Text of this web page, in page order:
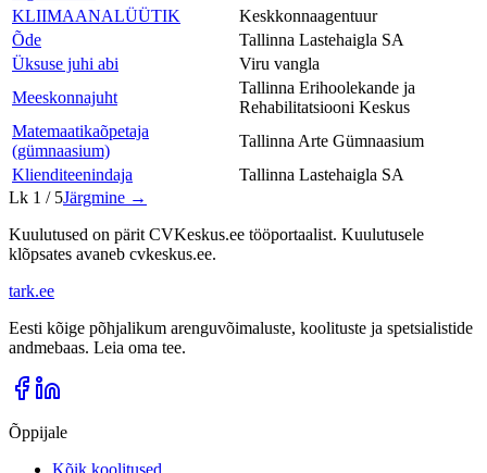
KLIIMAANALÜÜTIK
Keskkonnaagentuur
Õde
Tallinna Lastehaigla SA
Üksuse juhi abi
Viru vangla
Meeskonnajuht
Tallinna Erihoolekande ja
Rehabilitatsiooni Keskus
Matemaatikaõpetaja
(gümnaasium)
Tallinna Arte Gümnaasium
Klienditeenindaja
Tallinna Lastehaigla SA
Lk 1 / 5Järgmine →
Kuulutused on pärit CVKeskus.ee tööportaalist. Kuulutusele
klõpsates avaneb cvkeskus.ee.
tark.ee
Eesti kõige põhjalikum arenguvõimaluste, koolituste ja spetsialistide
andmebaas. Leia oma tee.
Õppijale
Kõik koolitused